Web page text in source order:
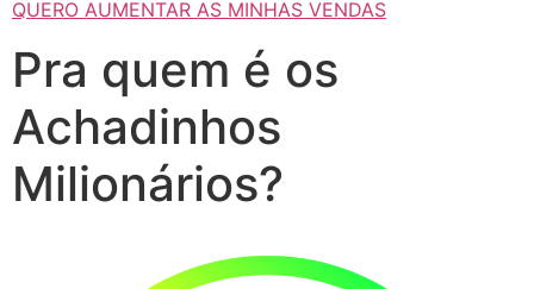
QUERO AUMENTAR AS MINHAS VENDAS
Pra quem é os
Achadinhos
Milionários?